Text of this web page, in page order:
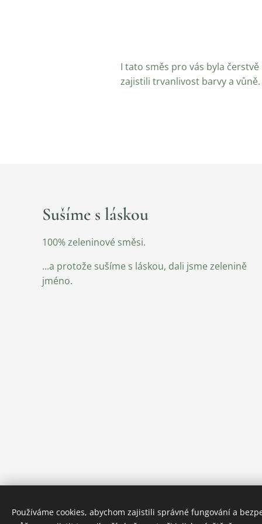
I tato směs pro vás byla
zajistili trvanlivost barvy a vůně.
Sušíme s láskou
100% zeleninové směsi.
...a protože sušíme s láskou, dali jsme zelenině
jméno.
Používáme cookies, abychom zajistili správné fungování a